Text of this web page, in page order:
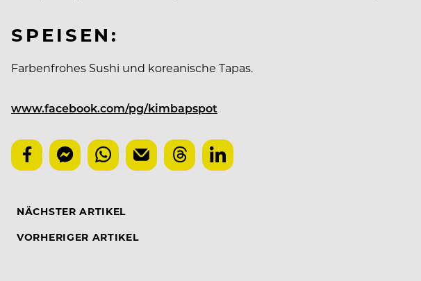
SPEISEN:
Farbenfrohes Sushi und koreanische Tapas.
www.facebook.com/pg/kimbapspot
NÄCHSTER ARTIKEL
VORHERIGER ARTIKEL